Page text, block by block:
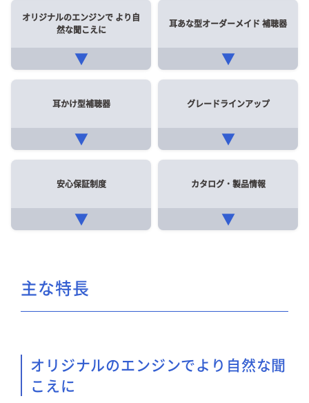
オリジナルのエンジンで より自
然な聞こえに
▼
耳あな型オーダーメイド 補聴器
▼
耳かけ型補聴器
▼
グレードラインアップ
▼
安心保証制度
▼
カタログ・製品情報
▼
主な特長
オリジナルのエンジンでより自然な聞
こえに